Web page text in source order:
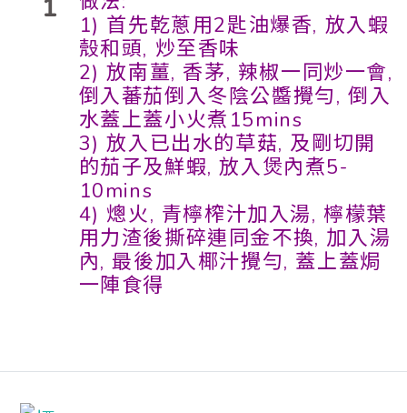
1
1) 首先乾蔥用2匙油爆香, 放入蝦
殼和頭, 炒至香味
2) 放南薑, 香茅, 辣椒一同炒一會,
倒入蕃茄倒入冬陰公醬攪勻, 倒入
水蓋上蓋小火煮15mins
3) 放入已出水的草菇, 及剛切開
的茄子及鮮蝦, 放入煲內煮5-
10mins
4) 熜火, 青檸榨汁加入湯, 檸檬葉
用力渣後撕碎連同金不換, 加入湯
內, 最後加入椰汁攪勻, 蓋上蓋焗
一陣食得